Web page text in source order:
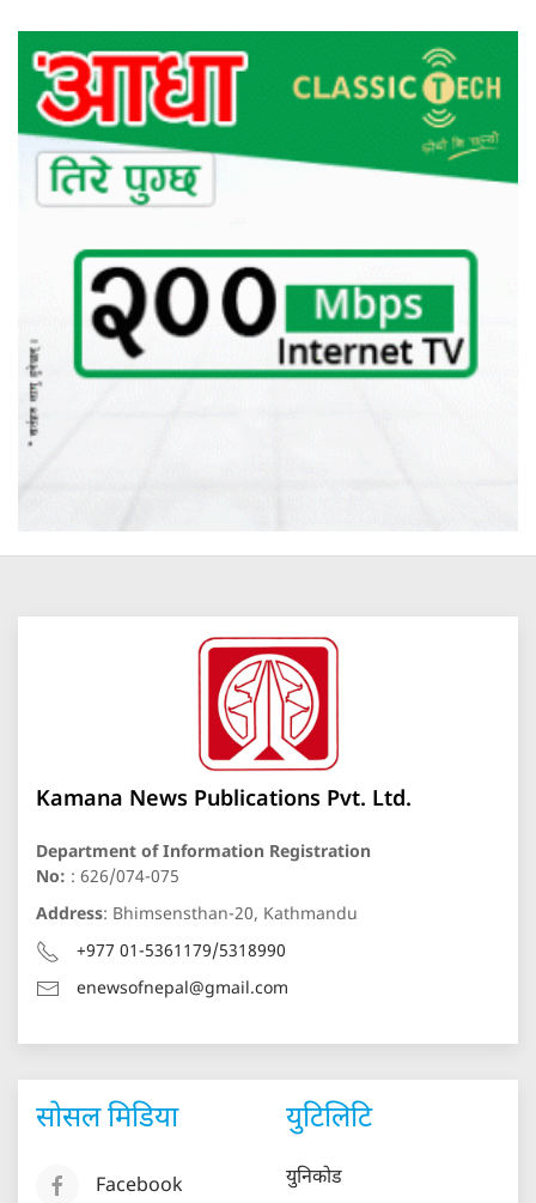
Kamana News Publications Pvt. Ltd.
Department of Information Registration
No: : 626/074-075
Address: Bhimsensthan-20, Kathmandu
+977 01-5361179/5318990
enewsofnepal@gmail.com
सोसल मिडिया
Facebook
युटिलिटि
युनिकोड